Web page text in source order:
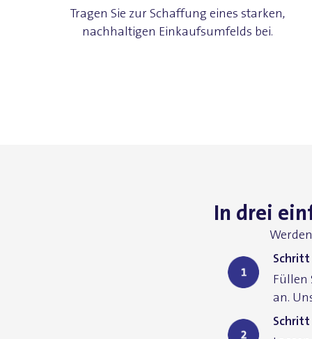
Tragen Sie zur Schaffung eines starken,
nachhaltigen Einkaufsumfelds bei.
In drei
Füllen
an.